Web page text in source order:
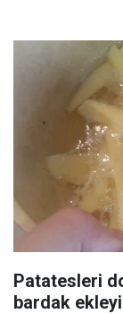
Patatesleri
bardak